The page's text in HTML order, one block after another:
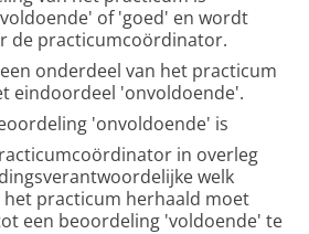
of 'goed' en wordt
de practicumcoördinator.
onderdeel van het practicum
eindoordeel 'onvoldoende'.
'onvoldoende' is
in overleg
welk
het practicum herhaald moet
een beoordeling 'voldoende' te